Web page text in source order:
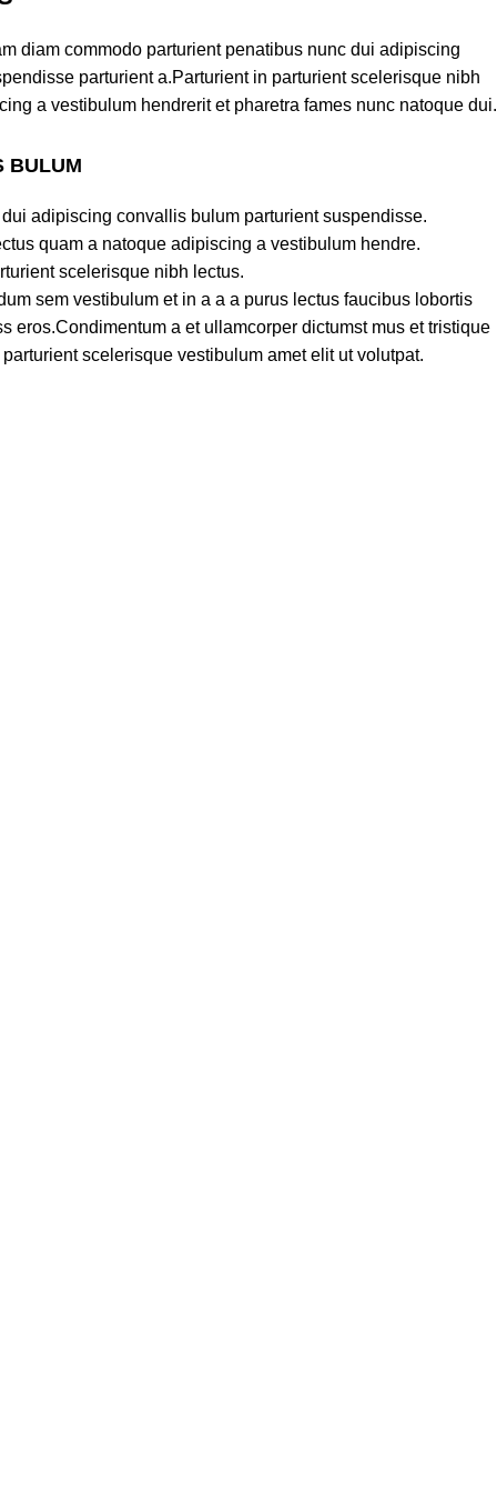
diam commodo parturient penatibus nunc dui adipiscing
parturient a.Parturient in parturient scelerisque nibh
a vestibulum hendrerit et pharetra fames nunc natoque dui.
BULUM
adipiscing convallis bulum parturient suspendisse.
quam a natoque adipiscing a vestibulum hendre.
scelerisque nibh lectus.
sem vestibulum et in a a a purus lectus faucibus lobortis
eros.Condimentum a et ullamcorper dictumst mus et tristique
scelerisque vestibulum amet elit ut volutpat.